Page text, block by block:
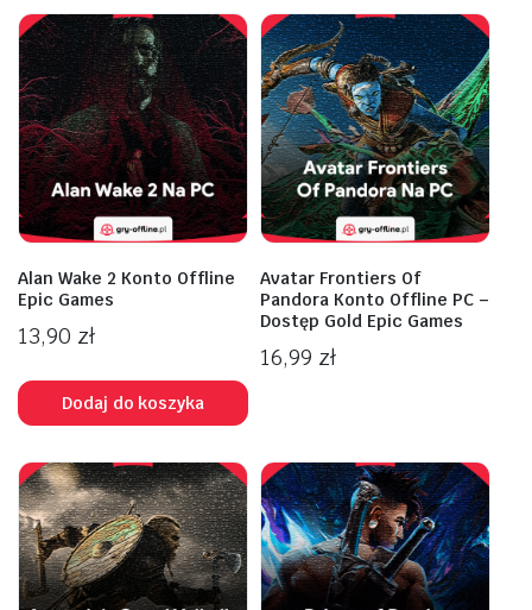
Alan Wake 2 Konto Offline
Epic Games
13,90 zł
Dodaj do koszyka
Avatar Frontiers Of
Pandora Konto Offline PC –
Dostęp Gold Epic Games
16,99 zł